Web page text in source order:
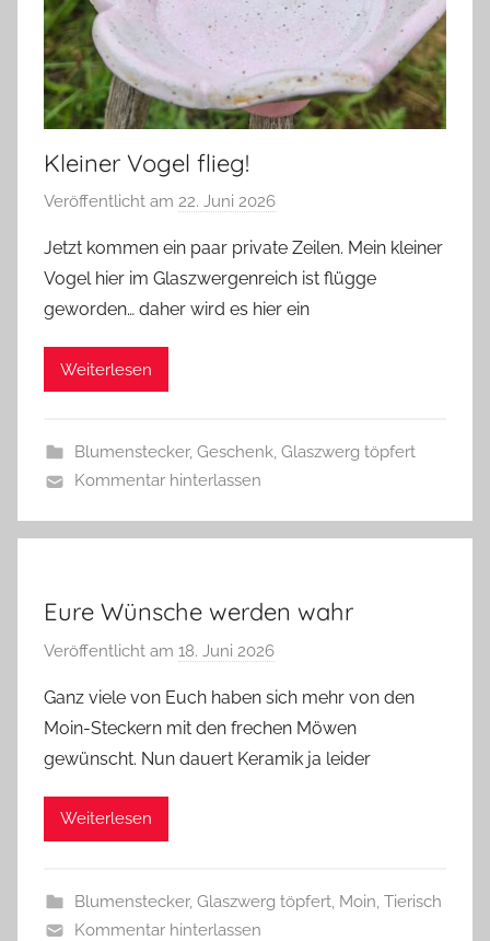
Kleiner Vogel flieg!
Veröffentlicht am 22. Juni 2026
n
G
l
e
Jetzt kommen ein paar private Zeilen. Mein kleiner
Vogel hier im Glaszwergenreich ist flügge
geworden… daher wird es hier ein
Weiterlesen
Blumenstecker, Geschenk, Glaszwerg töpfert
Kommentar hinterlassen
Eure Wünsche werden wahr
Veröffentlicht am 18. Juni 2026
n
G
l
e
Ganz viele von Euch haben sich mehr von den
Moin-Steckern mit den frechen Möwen
gewünscht. Nun dauert Keramik ja leider
Weiterlesen
Blumenstecker, Glaszwerg töpfert, Moin, Tierisch
Kommentar hinterlassen